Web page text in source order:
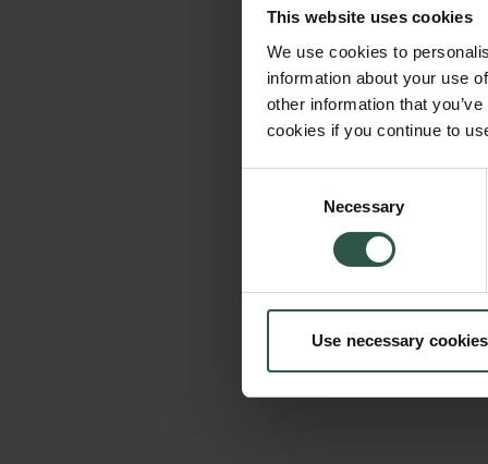
This website uses cookies
We use cookies to
information about your use
other information that
cookies if you continue to
Necessary
Use necessary